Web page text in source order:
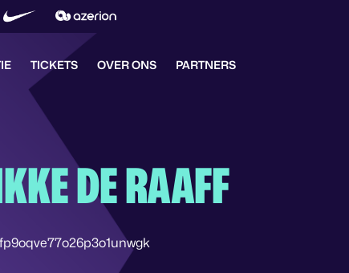
TICKETS OVER ONS PARTNERS
DE RAAFF